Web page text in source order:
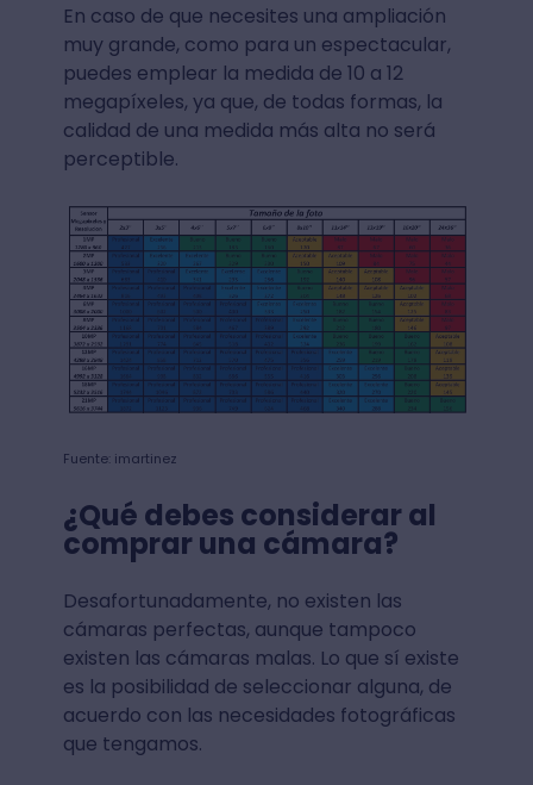
En caso de que necesites una ampliación
muy grande, como para un espectacular,
puedes emplear la medida de 10 a 12
megapíxeles, ya que, de todas formas, la
calidad de una medida más alta no será
perceptible.
Fuente: imartinez
¿Qué debes considerar al
comprar una cámara?
Desafortunadamente, no existen las
cámaras perfectas, aunque tampoco
existen las cámaras malas. Lo que sí existe
es la posibilidad de seleccionar alguna, de
acuerdo con las necesidades fotográficas
que tengamos.